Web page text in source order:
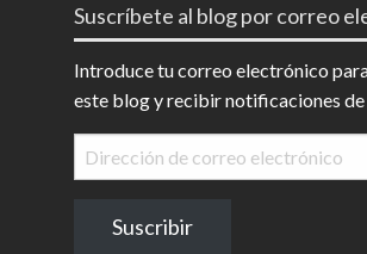
Suscríbete al blog por correo
Introduce tu correo electrónico
este blog y recibir notificaciones de
Dirección
de
electrónico
Suscribir